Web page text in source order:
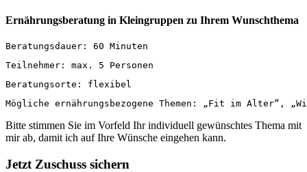
Ernährungsberatung in Kleingruppen zu Ihrem Wunschthema
Beratungsdauer: 60 Minuten
Teilnehmer: max. 5 Personen
Beratungsorte: flexibel
Mögliche ernährungsbezogene Themen: „Fit im Alter“,
Bitte stimmen Sie im Vorfeld Ihr individuell gewünschtes Thema mit
mir ab, damit ich auf Ihre Wünsche eingehen kann.
Jetzt Zuschuss sichern